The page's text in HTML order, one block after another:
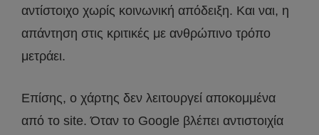
αντίστοιχο χωρίς κοινωνική απόδειξη. Και ναι, η
απάντηση στις κριτικές με ανθρώπινο τρόπο
μετράει.
Επίσης, ο χάρτης δεν λειτουργεί αποκομμένα
από το site. Όταν το Google βλέπει αντιστοιχία